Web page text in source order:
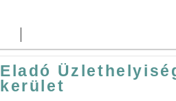
Eladó
kerület